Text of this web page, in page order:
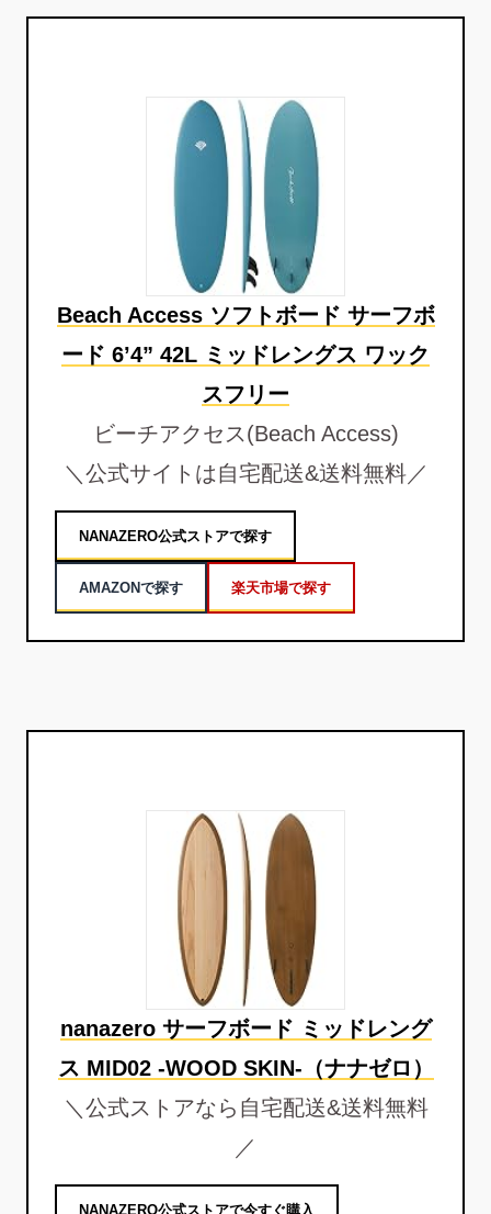
Beach Access ソフトボード サーフボ
ード 6’4” 42L ミッドレングス ワック
スフリー
ビーチアクセス(Beach Access)
＼公式サイトは自宅配送&送料無料／
NANAZERO公式ストアで探す
AMAZONで探す 楽天市場で探す
nanazero サーフボード ミッドレング
ス MID02 -WOOD SKIN-（ナナゼロ）
＼公式ストアなら自宅配送&送料無料
／
NANAZERO公式ストアで今すぐ購入